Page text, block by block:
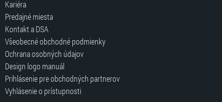
Kariéra
Predajné miesta
Kontakt a DSA
Všeobecné obchodné podmienky
Ochrana osobných údajov
Design logo manuál
Prihlásenie pre obchodných partnerov
Vyhlásenie o prístupnosti